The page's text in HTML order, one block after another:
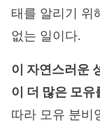
태를 알리기 위
없는 일이다.
이 자연스러운
이 더 많은 모
따라 모유 분비